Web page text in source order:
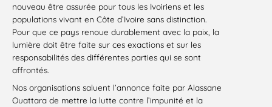
nouveau être assurée pour tous les Ivoiriens et les
populations vivant en Côte d’Ivoire sans distinction.
Pour que ce pays renoue durablement avec la paix, la
lumière doit être faite sur ces exactions et sur les
responsabilités des différentes parties qui se sont
affrontés.
Nos organisations saluent l’annonce faite par Alassane
Ouattara de mettre la lutte contre l’impunité et la